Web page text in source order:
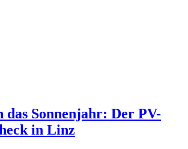
das Sonnenjahr: Der PV-
in Linz